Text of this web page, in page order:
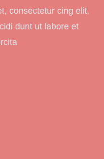
consectetur cing elit,
dunt ut labore et